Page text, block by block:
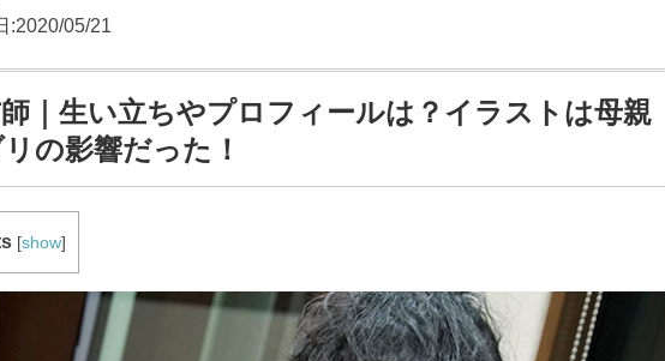
:2020/05/21
｜生い立ちやプロフィールは？イラストは母親
の影響だった！
[show]